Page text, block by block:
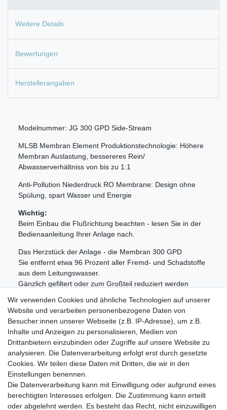
Weitere Details
Bewertungen
Herstellerangaben
Modelnummer: JG 300 GPD Side-Stream
MLSB Membran Element Produktionstechnologie: Höhere
Membran Auslastung, bessereres Rein/
Abwasserverhältniss von bis zu 1:1
Anti-Pollution Niederdruck RO Membrane: Design ohne
Spülung, spart Wasser und Energie
Wichtig:
Beim Einbau die Flußrichtung beachten - lesen Sie in der
Bedienaanleitung Ihrer Anlage nach.
Das Herzstück der Anlage - die Membran 300 GPD
Sie entfernt etwa 96 Prozent aller Fremd- und Schadstoffe
aus dem Leitungswasser.
Gänzlich gefiltert oder zum Großteil reduziert werden
Aluminium, Ammoniak, Calcium, Chrom, Cyanid, Zink,
Cadmium, Mangan, Magnesium, Kupfer, Nickel, Blei, Silber,
Strontium, Eisen, Uran, Pestizide, Bakterien, Viren und
Medikamentenrückstände.
Impressum Daten­schutz­erklärung AGB
Wir verwenden Cookies und ähnliche Technologien auf unserer
Website und verarbeiten personenbezogene Daten von
Besucher:innen unserer Webseite (z.B. IP-Adresse), um z.B.
Inhalte und Anzeigen zu personalisieren, Medien von
Drittanbietern einzubinden oder Zugriffe auf unsere Website zu
analysieren. Die Datenverarbeitung erfolgt erst durch gesetzte
Cookies. Wir teilen diese Daten mit Dritten, die wir in den
Einstellungen benennen.
Die Datenverarbeitung kann mit Einwilligung oder aufgrund eines
berechtigten Interesses erfolgen. Die Zustimmung kann erteilt
oder abgelehnt werden. Es besteht das Recht, nicht einzuwilligen